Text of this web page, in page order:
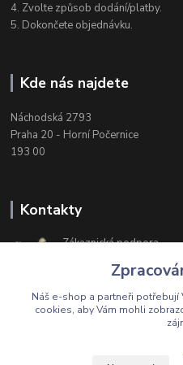
4. Zvolte způsob dodání/platby.
5. Dokončete objednávku.
Kde nás najdete
Náchodská 2793
Praha 20 - Horní Počernice
193 00
Kontakty
Zákaznická podpora
+420 603 174 975
Po-Čt, 8-16 hod. Pá 8-14
Náš e-shop a partneři potřebují
cookies, aby Vám mohli